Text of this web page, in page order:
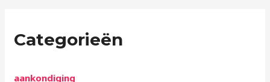
Categorieën
aankondiging